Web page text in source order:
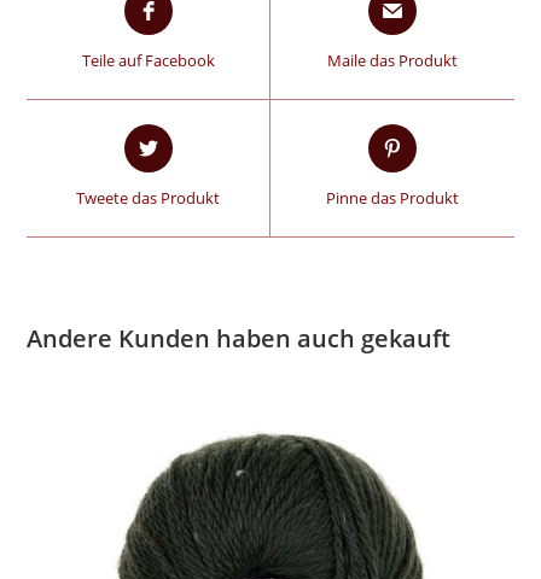
Teile auf Facebook Maile das Produkt
Tweete das Produkt Pinne das Produkt
Andere Kunden haben auch gekauft